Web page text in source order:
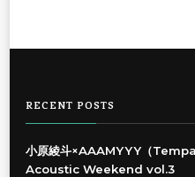
RECENT POSTS
小原綾斗×AAAMYYY（
Acoustic Weekend vol.3